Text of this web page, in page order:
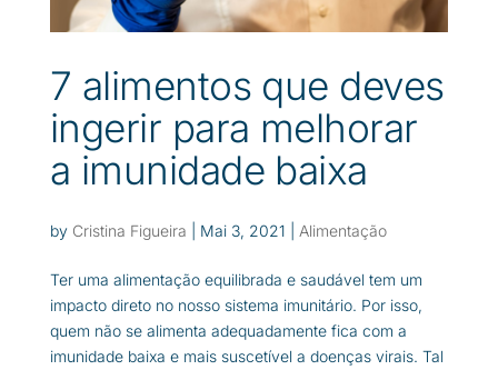
7 alimentos que deves
ingerir para melhorar
a imunidade baixa
by Cristina Figueira Mai 3, 2021 Alimentação
Ter uma alimentação equilibrada e saudável tem um
impacto direto no nosso sistema imunitário. Por isso,
quem não se alimenta adequadamente fica com a
imunidade baixa e mais suscetível a doenças virais. Tal